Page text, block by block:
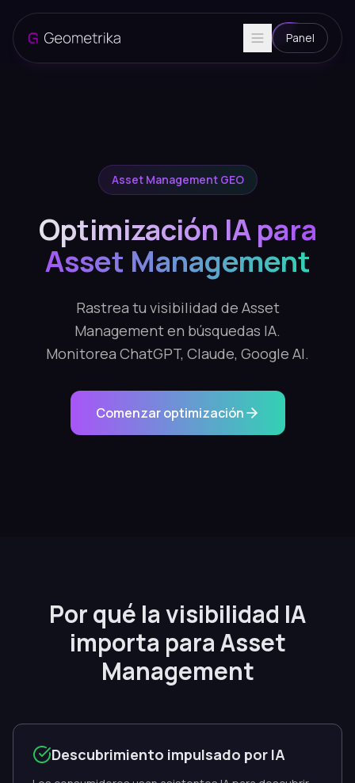
Panel
Asset Management GEO
Optimización IA para
Asset Management
Rastrea tu visibilidad de Asset
Management en búsquedas IA.
Monitorea ChatGPT, Claude, Google AI.
Comenzar optimización
Por qué la visibilidad IA
importa para Asset
Management
Descubrimiento impulsado por IA